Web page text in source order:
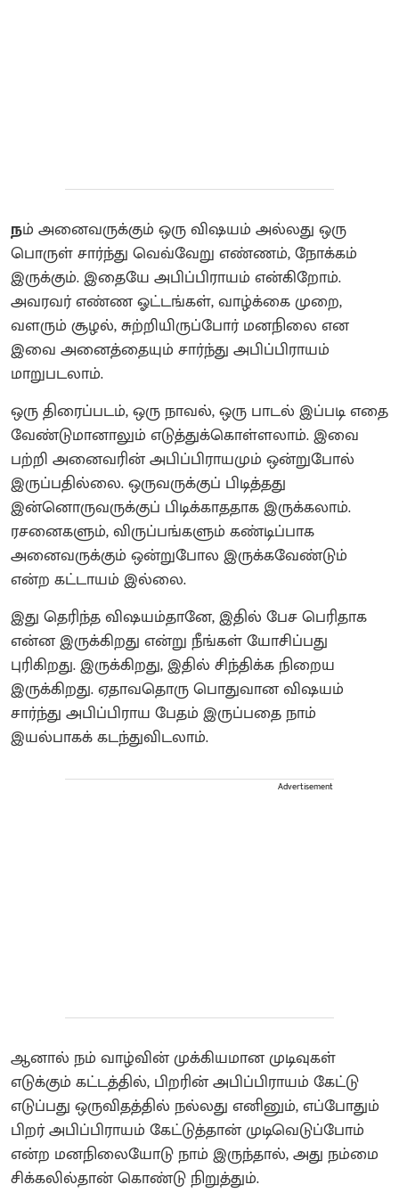
நம் அனைவருக்கும் ஒரு விஷயம் அல்லது ஒரு
பொருள் சார்ந்து வெவ்வேறு எண்ணம், நோக்கம்
இருக்கும். இதையே அபிப்பிராயம் என்கிறோம்.
அவரவர் எண்ண ஓட்டங்கள், வாழ்க்கை முறை,
வளரும் சூழல், சுற்றியிருப்போர் மனநிலை என
இவை அனைத்தையும் சார்ந்து அபிப்பிராயம்
மாறுபடலாம்.
ஒரு திரைப்படம், ஒரு நாவல், ஒரு பாடல் இப்படி எதை
வேண்டுமானாலும் எடுத்துக்கொள்ளலாம். இவை
பற்றி அனைவரின் அபிப்பிராயமும் ஒன்றுபோல்
இருப்பதில்லை. ஒருவருக்குப் பிடித்தது
இன்னொருவருக்குப் பிடிக்காததாக இருக்கலாம்.
ரசனைகளும், விருப்பங்களும் கண்டிப்பாக
அனைவருக்கும் ஒன்றுபோல இருக்கவேண்டும்
என்ற கட்டாயம் இல்லை.
இது தெரிந்த விஷயம்தானே, இதில் பேச பெரிதாக
என்ன இருக்கிறது என்று நீங்கள் யோசிப்பது
புரிகிறது. இருக்கிறது, இதில் சிந்திக்க நிறைய
இருக்கிறது. ஏதாவதொரு பொதுவான விஷயம்
சார்ந்து அபிப்பிராய பேதம் இருப்பதை நாம்
இயல்பாகக் கடந்துவிடலாம்.
Advertisement
ஆனால் நம் வாழ்வின் முக்கியமான முடிவுகள்
எடுக்கும் கட்டத்தில், பிறரின் அபிப்பிராயம் கேட்டு
எடுப்பது ஒருவிதத்தில் நல்லது எனினும், எப்போதும்
பிறர் அபிப்பிராயம் கேட்டுத்தான் முடிவெடுப்போம்
என்ற மனநிலையோடு நாம் இருந்தால், அது நம்மை
சிக்கலில்தான் கொண்டு நிறுத்தும்.